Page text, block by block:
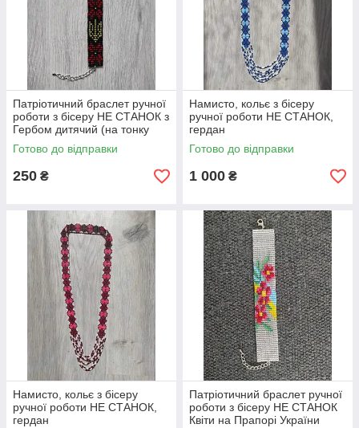
Патріотичний браслет ручної
роботи з бісеру НЕ СТАНОК з
Гербом дитячий (на тонку
руку)
Готово до відправки
250 ₴
Намисто, кольє з бісеру
ручної роботи НЕ СТАНОК,
гердан
Готово до відправки
1 000 ₴
Намисто, кольє з бісеру
ручної роботи НЕ СТАНОК,
гердан
Патріотичний браслет ручної
роботи з бісеру НЕ СТАНОК
Квіти на Прапорі України